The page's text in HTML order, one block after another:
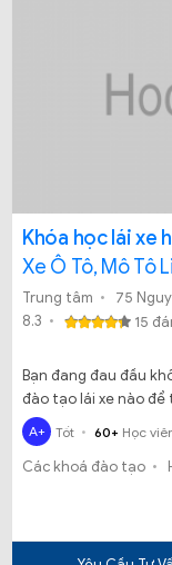
Khóa học lái xe
Xe Ô Tô, Mô Tô
Trung tâm
8.3
15
Bạn đang đau đầu
đào tạo lái xe nào
lượng cũng như đầu
Nếu bạn đang ở Đà
tạo lái xe ô tô, mô tô
A+ Tốt 60+ Học
Các khoá đào tạo